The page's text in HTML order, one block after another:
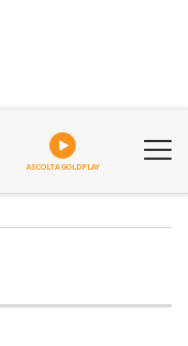
ASCOLTA GOLDPLAY